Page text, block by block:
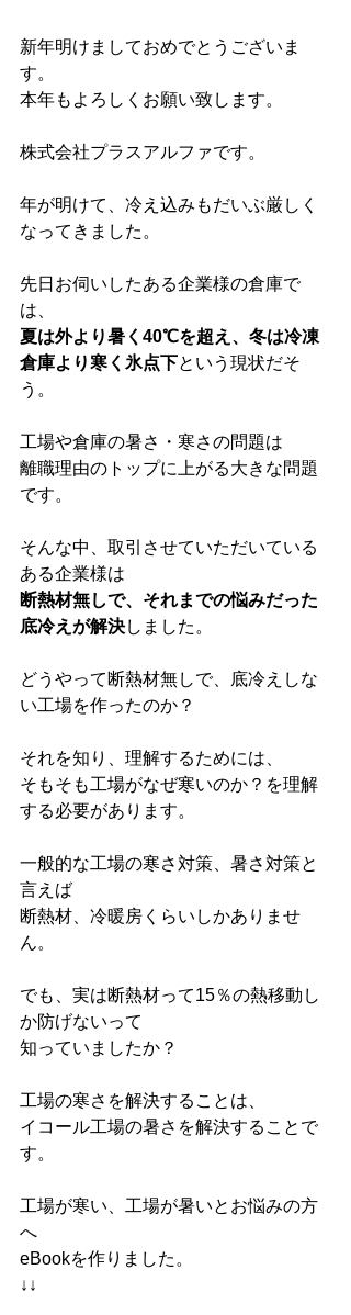
新年明けましておめでとうございま
す。
本年もよろしくお願い致します。
株式会社プラスアルファです。
年が明けて、冷え込みもだいぶ厳しく
なってきました。
先日お伺いしたある企業様の倉庫で
は、
夏は外より暑く40℃を超え、冬は冷凍
倉庫より寒く氷点下という現状だそ
う。
工場や倉庫の暑さ・寒さの問題は
離職理由のトップに上がる大きな問題
です。
そんな中、取引させていただいている
ある企業様は
断熱材無しで、それまでの悩みだった
底冷えが解決しました。
どうやって断熱材無しで、底冷えしな
い工場を作ったのか？
それを知り、理解するためには、
そもそも工場がなぜ寒いのか？を理解
する必要があります。
一般的な工場の寒さ対策、暑さ対策と
言えば
断熱材、冷暖房くらいしかありませ
ん。
でも、実は断熱材って15％の熱移動し
か防げないって
知っていましたか？
工場の寒さを解決することは、
イコール工場の暑さを解決することで
す。
工場が寒い、工場が暑いとお悩みの方
へ
eBookを作りました。
↓↓